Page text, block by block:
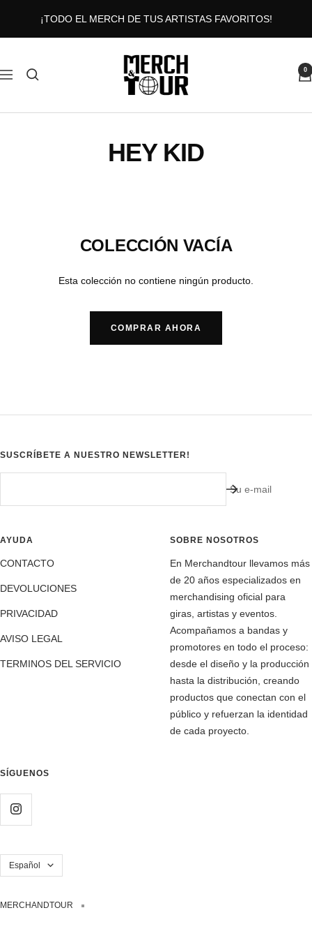
contenido
¡TODO EL MERCH DE TUS ARTISTAS FAVORITOS!
Navigación
MERCHANDTOUR
0
HEY KID
COLECCIÓN VACÍA
Esta colección no contiene ningún producto.
COMPRAR AHORA
SUSCRÍBETE A NUESTRO NEWSLETTER!
Su e-mail
AYUDA
CONTACTO
DEVOLUCIONES
PRIVACIDAD
AVISO LEGAL
TERMINOS DEL SERVICIO
SOBRE NOSOTROS
En Merchandtour llevamos más
de 20 años especializados en
merchandising oficial para
giras, artistas y eventos.
Acompañamos a bandas y
promotores en todo el proceso:
desde el diseño y la producción
hasta la distribución, creando
productos que conectan con el
público y refuerzan la identidad
de cada proyecto.
SÍGUENOS
Idioma
Español
MERCHANDTOUR